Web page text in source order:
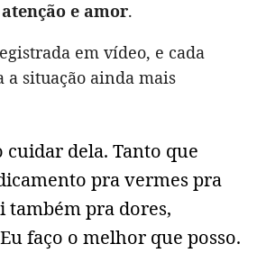
e amor.
em vídeo, e cada
a situação ainda mais
cuidar dela. Tanto que
pra vermes pra
também pra dores,
faço o melhor que posso.